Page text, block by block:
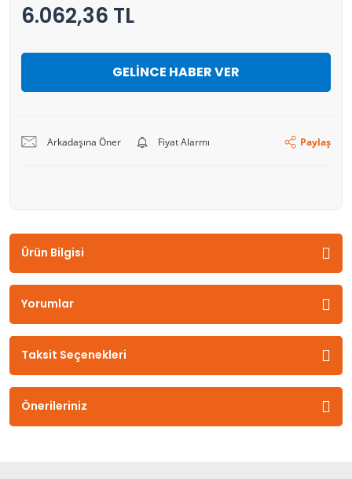
6.062,36 TL
GELİNCE HABER VER
Arkadaşına Öner Fiyat Alarmı Paylaş
Ürün Bilgisi
Yorumlar
Taksit Seçenekleri
Önerileriniz